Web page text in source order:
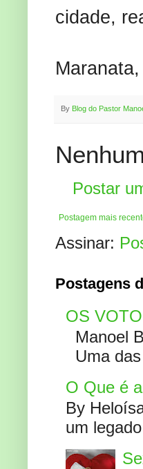
cidade,
By Blog do Pastor
Postar
Postagem mais
Assinar:
Postagens
OS
Manoel
Uma
O Que é
By
um